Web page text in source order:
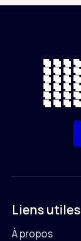
Liens utiles
À propos